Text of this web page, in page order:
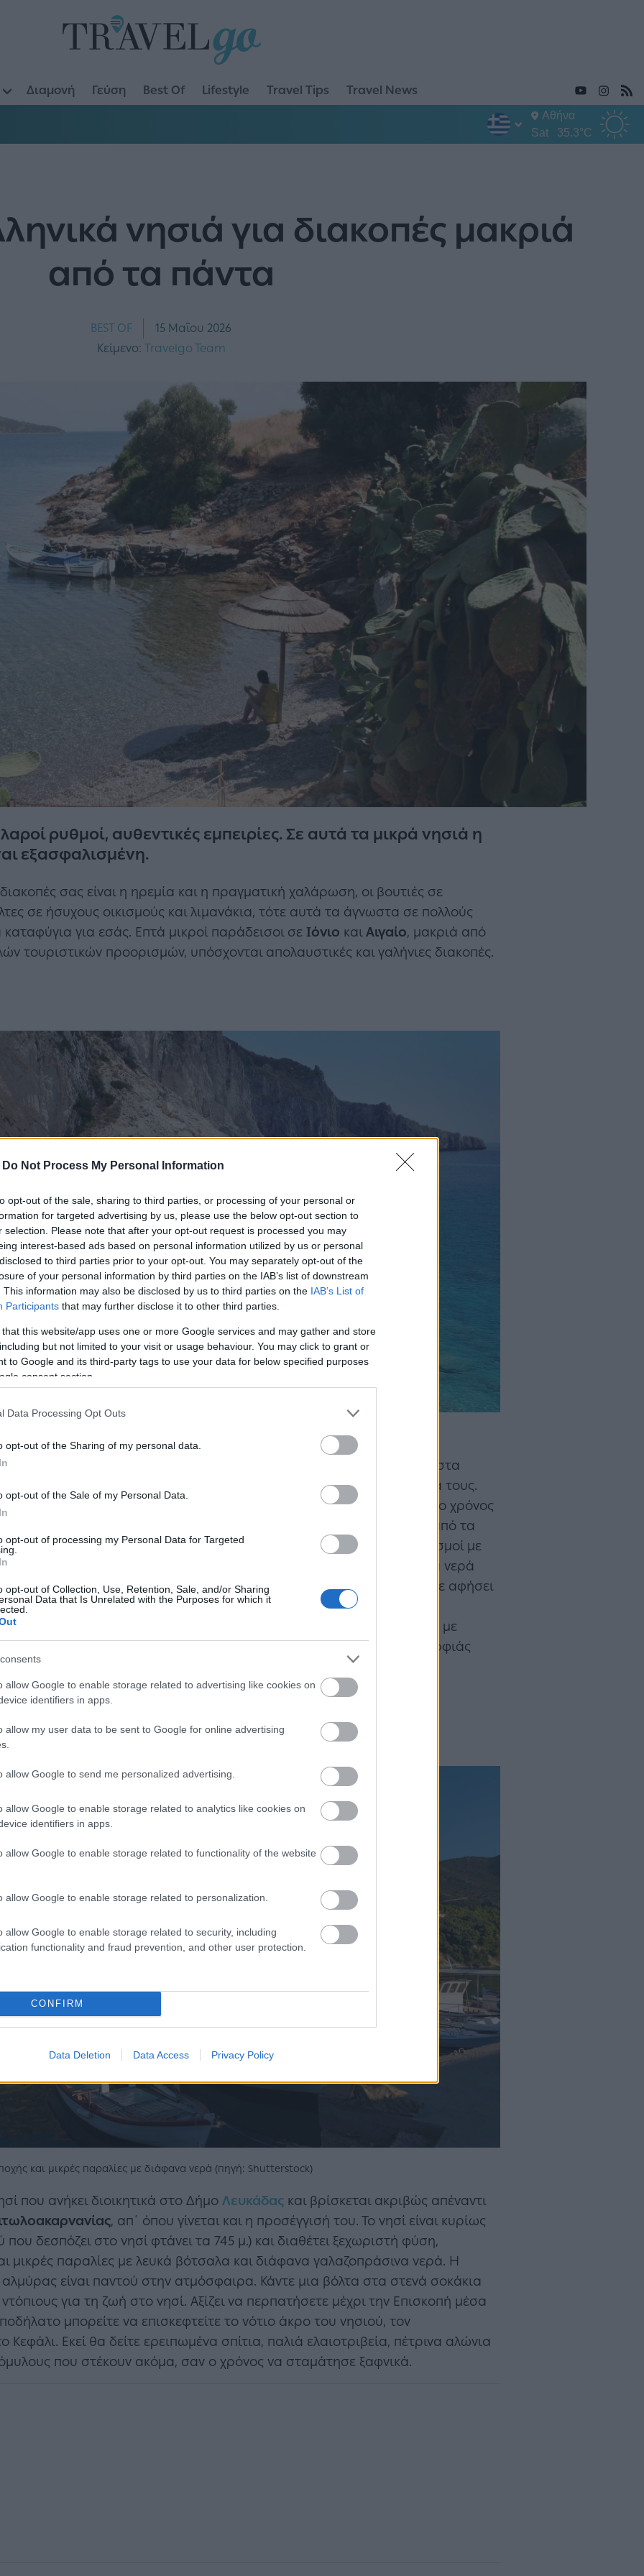
Do Not Process My Personal Information
opt-out of the sale, sharing to third parties, or processing of your personal or
for targeted advertising by us, please use the below opt-out section to
selection. Please note that after your opt-out request is processed you may
interest-based ads based on personal information utilized by us or personal
to third parties prior to your opt-out. You may separately opt-out of the
of your personal information by third parties on the IAB’s list of downstream
This information may also be disclosed by us to third parties on the IAB’s List of
Participants that may further disclose it to other third parties.
that this website/app uses one or more Google services and may gather and store
but not limited to your visit or usage behaviour. You may click to grant or
to Google and its third-party tags to use your data for below specified purposes
consent section.
Data Processing Opt Outs
opt-out of the Sharing of my personal data.
opt-out of the Sale of my Personal Data.
opt-out of processing my Personal Data for Targeted
opt-out of Collection, Use, Retention, Sale, and/or Sharing
Data that Is Unrelated with the Purposes for which it
allow Google to enable storage related to advertising like cookies on
identifiers in apps.
allow my user data to be sent to Google for online advertising
allow Google to send me personalized advertising.
allow Google to enable storage related to analytics like cookies on
identifiers in apps.
allow Google to enable storage related to functionality of the website
allow Google to enable storage related to personalization.
allow Google to enable storage related to security, including
functionality and fraud prevention, and other user protection.
CONFIRM
Data Deletion Data Access Privacy Policy
Διαμονή Γεύση Best Of Lifestyle Travel Tips Travel News
Αθήνα
Sat
35.3°C
νησιά για διακοπές μακριά
από τα πάντα
BEST OF
15 Μαΐου 2026
Κείμενο: Travelgo Team
ρυθμοί, αυθεντικές εμπειρίες. Σε αυτά τα μικρά νησιά η
εξασφαλισμένη.
σας είναι η ηρεμία και η πραγματική χαλάρωση, οι βουτιές σε
σε ήσυχους οικισμούς και λιμανάκια, τότε αυτά τα άγνωστα σε πολλούς
καταφύγια για εσάς. Επτά μικροί παράδεισοι σε Ιόνιο καιΑιγαίο, μακριά από
τουριστικών προορισμών, υπόσχονται απολαυστικές και γαλήνιες διακοπές.
Διαπόντια Nησιά και το δυτικότερο άκρο της Ελλάδας (πηγή: Shutterstock)
Ερείκουσα, Μαθράκι) βρίσκονται στο δυτικότερο σημείο της χώρας, στα
στα λίγα τετραγωνικά τους.
νησιωτικό σύμπλεγμα είναι ένας μικρός παράδεισος, όπου ο χρόνος
η ζωή κυλάει με αργούς ρυθμούς. Οι
είναι το μεγαλύτερο από τα
άκρο της Ελλάδας. Ερείπια βενετσιάνικων κάστρων, μικροί οικισμοί με
πολλά μονοπάτια και ονειρικές ακτές με γαλαζοπράσινα νερά
για διακοπή από τα πάντα. Το καραβάκι από την Κέρκυρα θα σας σε αφήσει
ωραία παραλία και λίγα μαγαζιά. Στους Οθωνούς θα κολυμπήσετε
μία από τις ωραιότερες παραλίες του Ιονίου - και θα επισκεφτείτε με
της Καλυψούς. Για κολύμπι προσφέρεται επίσης ο μοναδικής ομορφιάς
Αν πάρετε το δρόμο προς την ανατολική ακτή, μπορείτε να
και τον φάρο του νησιού, ο οποίος κατασκευάστηκε το 1872.
και μικρές παραλίες με διάφανα νερά (πηγή: Shutterstock)
που ανήκει διοικητικά στο Δήμο Λευκάδας και βρίσκεται ακριβώς απέναντι
, απ΄ όπου γίνεται και η προσέγγισή του. Το νησί είναι κυρίως
δεσπόζει στο νησί φτάνει τα 745 μ.) και διαθέτει ξεχωριστή φύση,
μικρές παραλίες με λευκά βότσαλα και διάφανα γαλαζοπράσινα νερά. Η
είναι παντού στην ατμόσφαιρα. Κάντε μια βόλτα στα στενά σοκάκια
για τη ζωή στο νησί. Αξίζει να περπατήσετε μέχρι την Επισκοπή μέσα
μπορείτε να επισκεφτείτε το νότιο άκρο του νησιού, τον
Κεφάλι. Εκεί θα δείτε ερειπωμένα σπίτια, παλιά ελαιοτριβεία, πέτρινα αλώνια
που στέκουν ακόμα, σαν ο χρόνος να σταμάτησε ξαφνικά.